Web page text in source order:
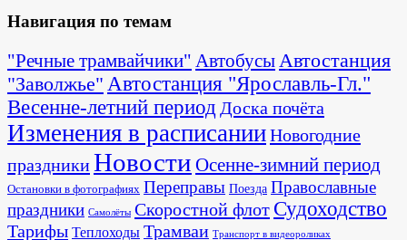
Навигация по темам
"Речные трамвайчики" АвтобусыАвтостанция
"Заволжье" Автостанция "Ярославль-Гл."
Весенне-летний период Доска почёта
Изменения в расписанииНовогодние
праздникиНовости Осенне-зимний период
Остановки в фотографиях Переправы Поезда Православные
праздники Самолёты Скоростной флот Судоходство
Тарифы Теплоходы Трамваи Транспорт в видеороликах